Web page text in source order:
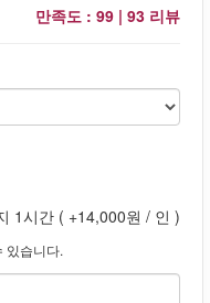
만족도 : 99 | 93 리뷰
1시간 ( +14,000원 / 인 )
있습니다.